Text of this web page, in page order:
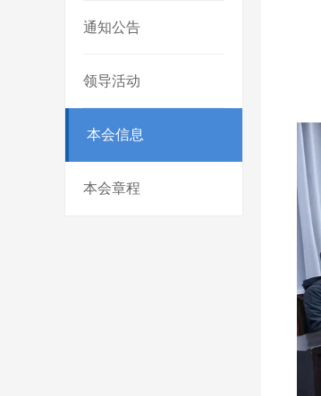
通知公告
领导活动
本会信息
本会章程